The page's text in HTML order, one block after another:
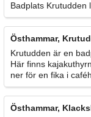
Badplats Krutudden
Östhammar,
Krutudden är en
Här finns
ner för en fika i
Östhammar,